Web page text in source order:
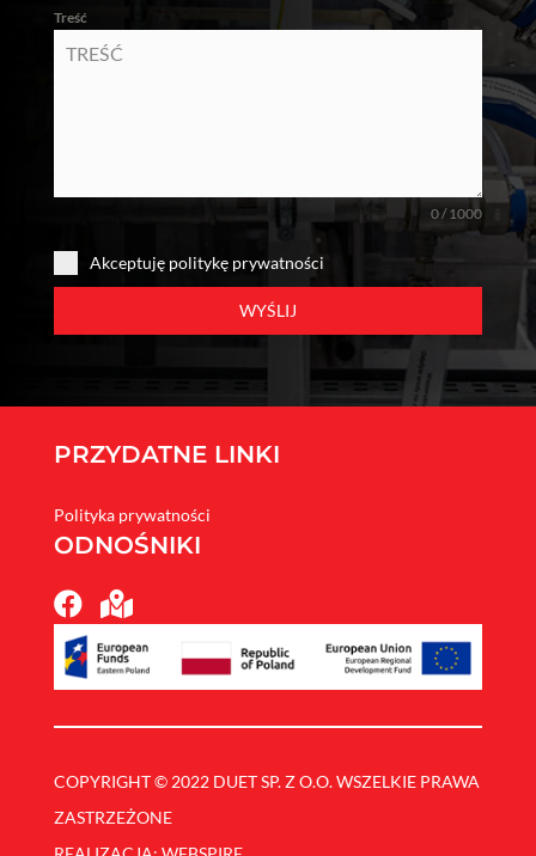
Treść
0 / 1000
Akceptuję politykę prywatności
WYŚLIJ
PRZYDATNE LINKI
Polityka prywatności
ODNOŚNIKI
 
COPYRIGHT © 2022 DUET SP. Z O.O. WSZELKIE PRAWA
ZASTRZEŻONE